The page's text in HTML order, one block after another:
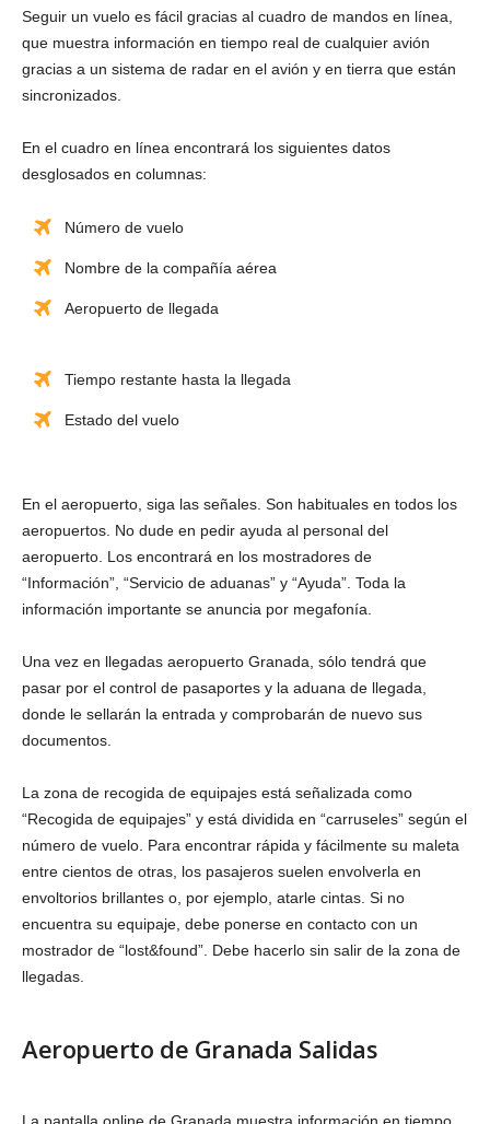
Seguir un vuelo es fácil gracias al cuadro de mandos en línea,
que muestra información en tiempo real de cualquier avión
gracias a un sistema de radar en el avión y en tierra que están
sincronizados.
En el cuadro en línea encontrará los siguientes datos
desglosados en columnas:
Número de vuelo
Nombre de la compañía aérea
Aeropuerto de llegada
Tiempo restante hasta la llegada
Estado del vuelo
En el aeropuerto, siga las señales. Son habituales en todos los
aeropuertos. No dude en pedir ayuda al personal del
aeropuerto. Los encontrará en los mostradores de
“Información”, “Servicio de aduanas” y “Ayuda”. Toda la
información importante se anuncia por megafonía.
Una vez en llegadas aeropuerto Granada, sólo tendrá que
pasar por el control de pasaportes y la aduana de llegada,
donde le sellarán la entrada y comprobarán de nuevo sus
documentos.
La zona de recogida de equipajes está señalizada como
“Recogida de equipajes” y está dividida en “carruseles” según el
número de vuelo. Para encontrar rápida y fácilmente su maleta
entre cientos de otras, los pasajeros suelen envolverla en
envoltorios brillantes o, por ejemplo, atarle cintas. Si no
encuentra su equipaje, debe ponerse en contacto con un
mostrador de “lost&found”. Debe hacerlo sin salir de la zona de
llegadas.
Aeropuerto de Granada Salidas